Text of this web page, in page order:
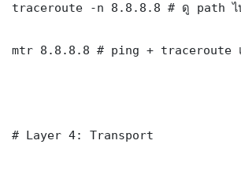
traceroute -n 8.8.8.8 # ดู path ไ
mtr 8.8.8.8 # ping + traceroute
# Layer 4: Transport